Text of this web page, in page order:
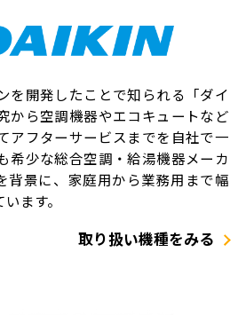
を開発したことで知られる「ダイ
から空調機器やエコキュートなど
アフターサービスまでを自社で一
希少な総合空調・給湯機器メーカ
背景に、家庭用から業務用まで幅
ます。
取り扱い機種をみる